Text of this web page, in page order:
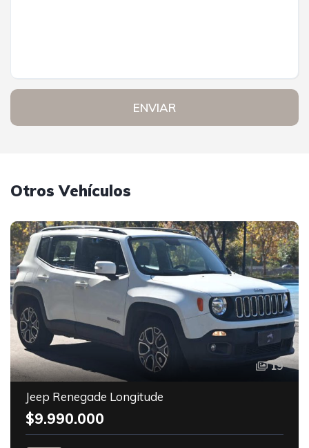
ENVIAR
Otros Vehículos
19
Jeep Renegade Longitude
$9.990.000